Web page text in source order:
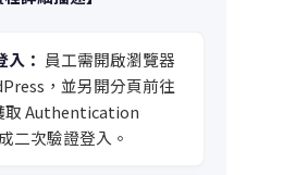
： 員工需開啟瀏覽器
，並另開分頁前往
取 Authentication
二次驗證登入。